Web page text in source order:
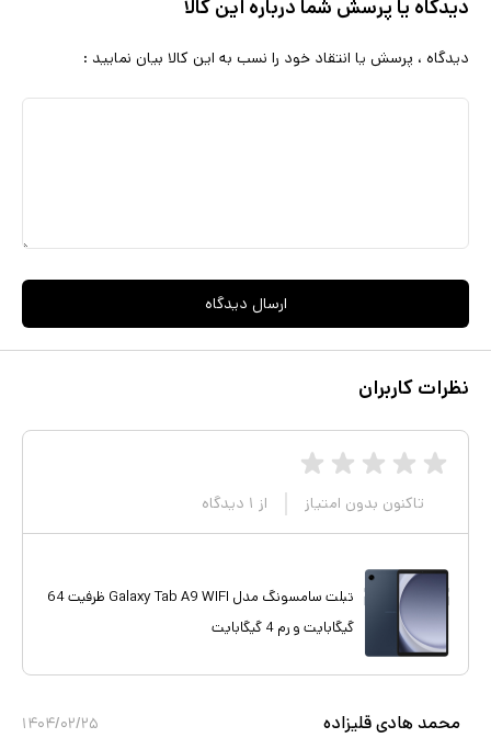
دیدگاه یا پرسش شما درباره این کالا
دیدگاه ، پرسش یا انتقاد خود را نسب به این کالا بیان نمایید :
ارسال دیدگاه
نظرات کاربران
تاکنون بدون امتیاز از ۱ دیدگاه
تبلت سامسونگ مدل Galaxy Tab A9 WIFI ظرفیت 64
گیگابایت و رم 4 گیگابایت
محمد هادی قلیزاده
۱۴۰۴/۰۲/۲۵